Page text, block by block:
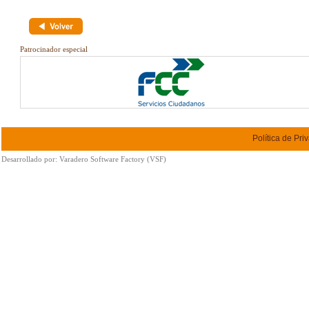
Patrocinador especial
Política de
Desarrollado por: Varadero Software Factory (VSF)